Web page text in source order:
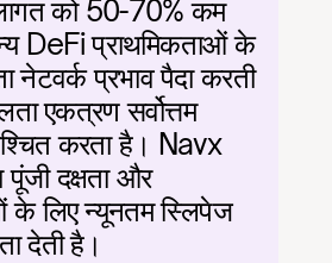
को 50-70% कम
DeFi प्राथमिकताओं के
नेटवर्क प्रभाव पैदा करती
एकत्रण सर्वोत्तम
करता है। Navx
दक्षता और
के लिए न्यूनतम स्लिपेज
देती है।